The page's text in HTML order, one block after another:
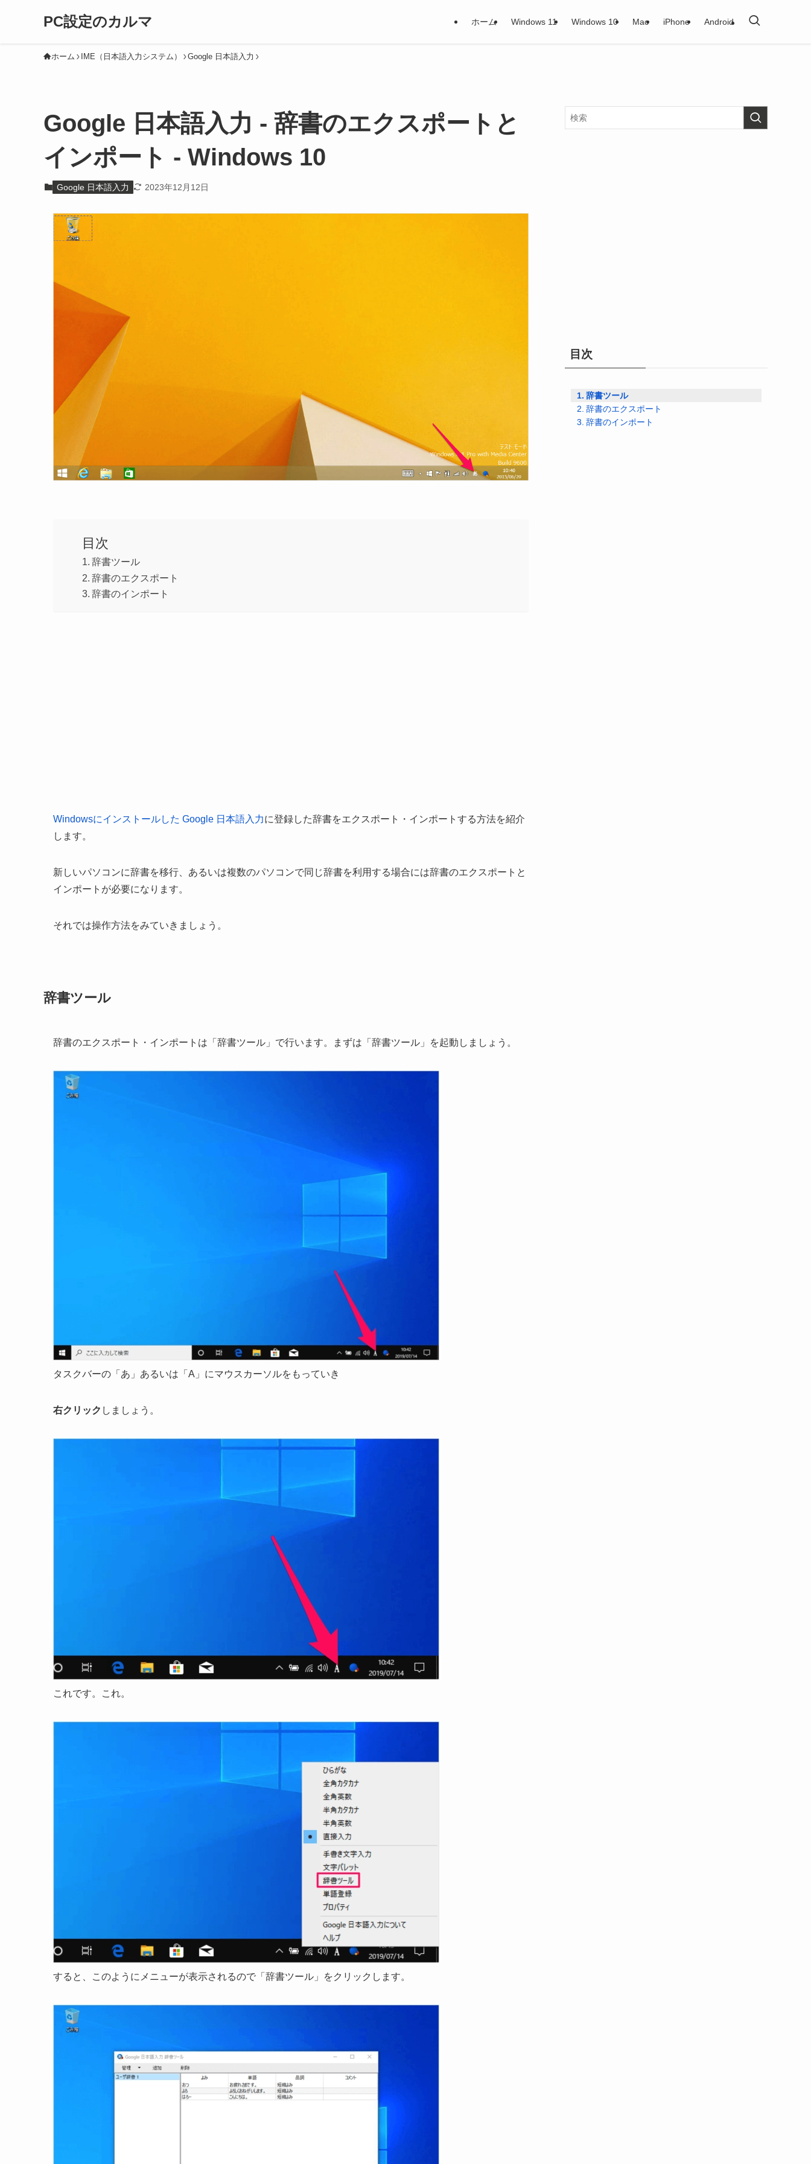
PC設定のカルマ ホーム Windows 11 Windows 10 Mac iPhone Android
ホーム IME（日本語入力システム） Google 日本語入力
Google 日本語入力 - 辞書のエクスポートと
インポート - Windows 10
Google 日本語入力 2023年12月12日
目次
辞書ツール
辞書のエクスポート
辞書のインポート
Windowsにインストールした Google 日本語入力に登録した辞書をエクスポート・インポートする方法を紹介
します。
新しいパソコンに辞書を移行、あるいは複数のパソコンで同じ辞書を利用する場合には辞書のエクスポートと
インポートが必要になります。
それでは操作方法をみていきましょう。
辞書ツール
辞書のエクスポート・インポートは「辞書ツール」で行います。まずは「辞書ツール」を起動しましょう。
タスクバーの「あ」あるいは「A」にマウスカーソルをもっていき
右クリック しましょう。
これです。これ。
すると、このようにメニューが表示されるので「辞書ツール」をクリックします。
目次
辞書ツール
辞書のエクスポート
辞書のインポート